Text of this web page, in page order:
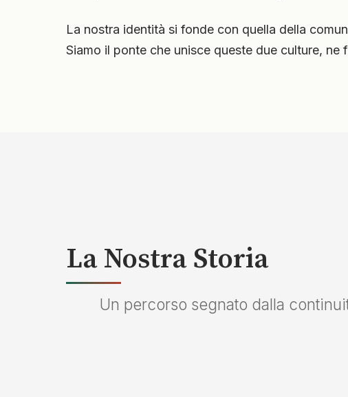
La nostra identità si fonde con quella della
Siamo il ponte che unisce queste due culture,
La Nostra Storia
Un percorso segnato dalla